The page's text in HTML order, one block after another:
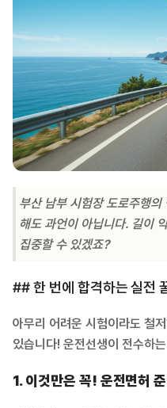
부산 남부 시험장 도로주행
해도 과언이 아닙니다. 길이
집중할 수 있겠죠?
## 한 번에 합격하는 실전
아무리 어려운 시험이라도 철
있습니다! 운전선생이 전수하
1. 이것만은 꼭! 운전면허